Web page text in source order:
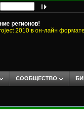
регионов!
2010 в он-лайн
СООБЩЕСТВО